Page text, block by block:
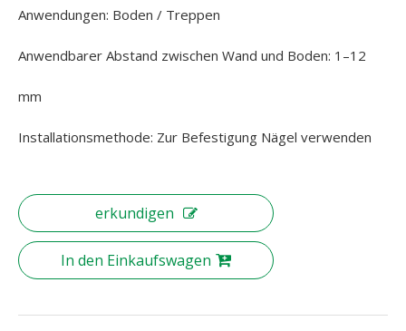
Anwendungen: Boden / Treppen
Anwendbarer Abstand zwischen Wand und Boden: 1–12
mm
Installationsmethode: Zur Befestigung Nägel verwenden
erkundigen
In den Einkaufswagen